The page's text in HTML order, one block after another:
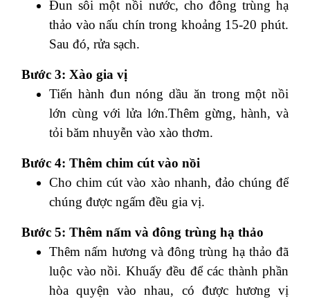
Đun sôi một nồi nước, cho đông trùng hạ
thảo vào nấu chín trong khoảng 15-20 phút.
Sau đó, rửa sạch.
Bước 3: Xào gia vị
Tiến hành đun nóng dầu ăn trong một nồi
lớn cùng với lửa lớn.Thêm gừng, hành, và
tỏi băm nhuyễn vào xào thơm.
Bước 4: Thêm chim cút vào nồi
Cho chim cút vào xào nhanh, đảo chúng để
chúng được ngấm đều gia vị.
Bước 5: Thêm nấm và đông trùng hạ thảo
Thêm nấm hương và đông trùng hạ thảo đã
luộc vào nồi. Khuấy đều để các thành phần
hòa quyện vào nhau, có được hương vị